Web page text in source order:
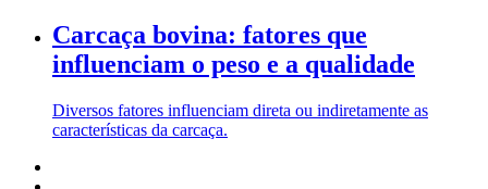
Carcaça bovina: fatores que
influenciam o peso e a qualidade
Diversos fatores influenciam direta ou indiretamente as
características da carcaça.